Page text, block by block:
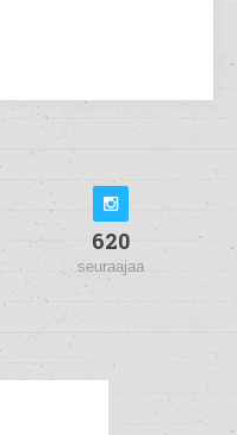
620
seuraajaa